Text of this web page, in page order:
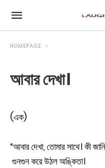
HOMEPAGE
আবার দেখা।
(এক)
“আবার দেখা, তোমার সাথে। কী
গুনগুন করে উঠল অঙ্কিতা।